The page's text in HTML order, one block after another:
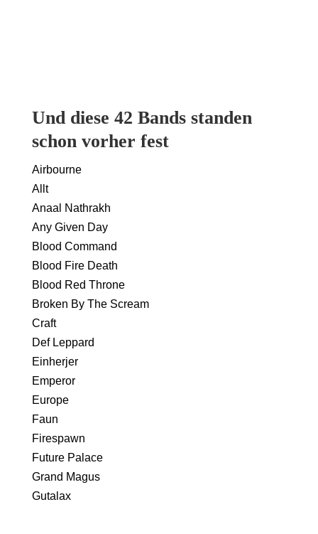
Und diese 42 Bands standen
schon vorher fest
Airbourne
Allt
Anaal Nathrakh
Any Given Day
Blood Command
Blood Fire Death
Blood Red Throne
Broken By The Scream
Craft
Def Leppard
Einherjer
Emperor
Europe
Faun
Firespawn
Future Palace
Grand Magus
Gutalax